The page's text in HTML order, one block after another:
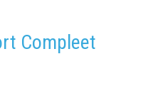
Compleet